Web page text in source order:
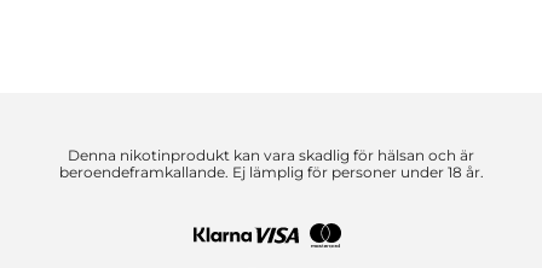
Denna nikotinprodukt kan vara skadlig för hälsan och är
beroendeframkallande. Ej lämplig för personer under 18 år.